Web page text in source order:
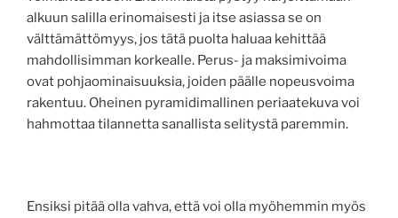
alkuun salilla erinomaisesti ja itse asiassa se on
välttämättömyys, jos tätä puolta haluaa kehittää
mahdollisimman korkealle. Perus- ja maksimivoima
ovat pohjaominaisuuksia, joiden päälle nopeusvoima
rakentuu. Oheinen pyramidimallinen periaatekuva voi
hahmottaa tilannetta sanallista selitystä paremmin.
Ensiksi pitää olla vahva, että voi olla myöhemmin myös